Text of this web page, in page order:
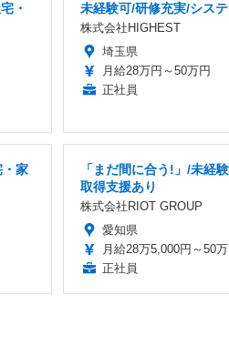
・ 未経験可/研修充実/シス
株式会社HIGHEST
埼玉県
月給28万円～50万円
正社員
家
「まだ間に合う!」/未経
取得支援あり
株式会社RIOT GROUP
愛知県
月給28万5,000円～50万
正社員